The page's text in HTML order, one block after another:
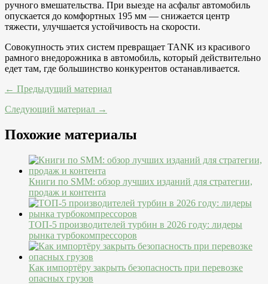
ручного вмешательства. При выезде на асфальт автомобиль
опускается до комфортных 195 мм — снижается центр
тяжести, улучшается устойчивость на скорости.
Совокупность этих систем превращает TANK из красивого
рамного внедорожника в автомобиль, который действительно
едет там, где большинство конкурентов останавливается.
← Предыдущий материал
Следующий материал →
Похожие материалы
Книги по SMM: обзор лучших изданий для стратегии,
продаж и контента
ТОП-5 производителей турбин в 2026 году: лидеры
рынка турбокомпрессоров
Как импортёру закрыть безопасность при перевозке
опасных грузов